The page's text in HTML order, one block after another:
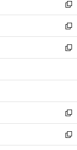
く
で
開
く
ド
ウ
で
開
く
ィ
ン
ド
ウ
で
開
い
ウ
ィ
ン
ド
ウ
開
新
し
い
ウ
ィ
ン
ウ
開
く
新
し
い
ウ
ン
ウ
で
開
く
新
し
ウ
ン
ド
ウ
で
開
新
し
い
ウ
新
し